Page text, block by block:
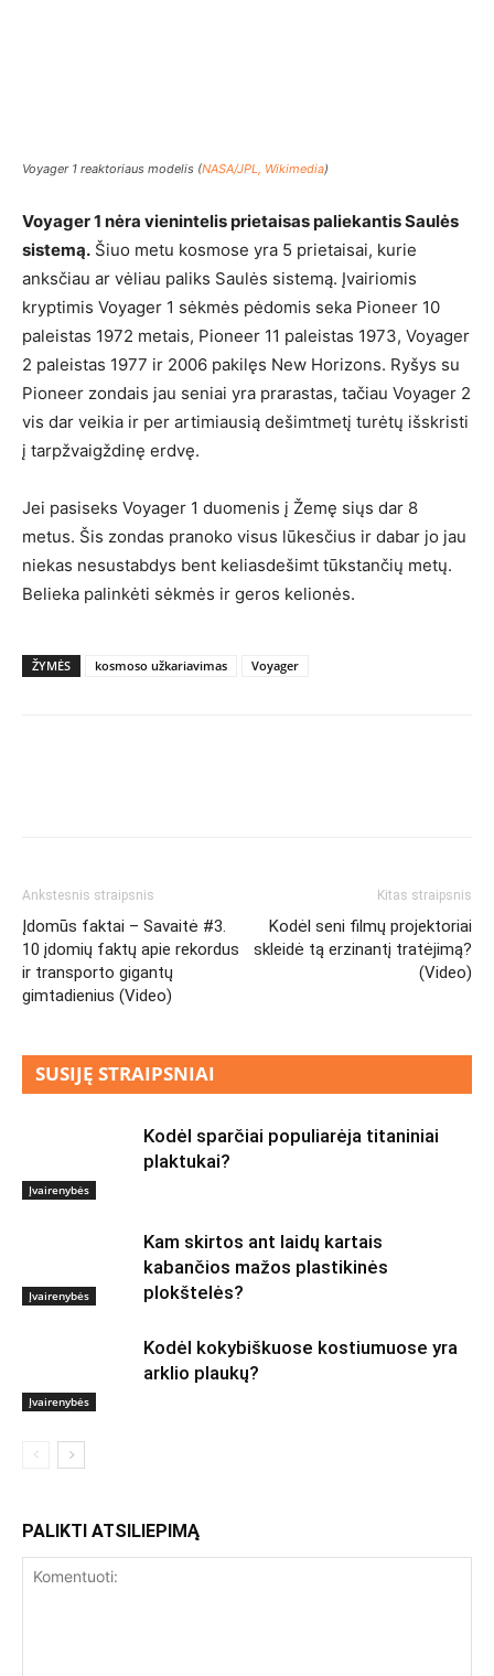
Voyager 1 reaktoriaus modelis (NASA/JPL, Wikimedia)
Voyager 1 nėra vienintelis prietaisas paliekantis Saulės
sistemą. Šiuo metu kosmose yra 5 prietaisai, kurie
anksčiau ar vėliau paliks Saulės sistemą. Įvairiomis
kryptimis Voyager 1 sėkmės pėdomis seka Pioneer 10
paleistas 1972 metais, Pioneer 11 paleistas 1973, Voyager
2 paleistas 1977 ir 2006 pakilęs New Horizons. Ryšys su
Pioneer zondais jau seniai yra prarastas, tačiau Voyager 2
vis dar veikia ir per artimiausią dešimtmetį turėtų išskristi
į tarpžvaigždinę erdvę.
Jei pasiseks Voyager 1 duomenis į Žemę siųs dar 8
metus. Šis zondas pranoko visus lūkesčius ir dabar jo jau
niekas nesustabdys bent keliasdešimt tūkstančių metų.
Belieka palinkėti sėkmės ir geros kelionės.
ŽYMĖS kosmoso užkariavimas Voyager
Ankstesnis straipsnis
Įdomūs faktai – Savaitė #3.
10 įdomių faktų apie rekordus
ir transporto gigantų
gimtadienius (Video)
Kitas straipsnis
Kodėl seni filmų projektoriai
skleidė tą erzinantį tratėjimą?
(Video)
SUSIJĘ STRAIPSNIAI
Įvairenybės
Kodėl sparčiai populiarėja titaniniai
plaktukai?
Įvairenybės
Kam skirtos ant laidų kartais
kabančios mažos plastikinės
plokštelės?
Įvairenybės
Kodėl kokybiškuose kostiumuose yra
arklio plaukų?
PALIKTI ATSILIEPIMĄ